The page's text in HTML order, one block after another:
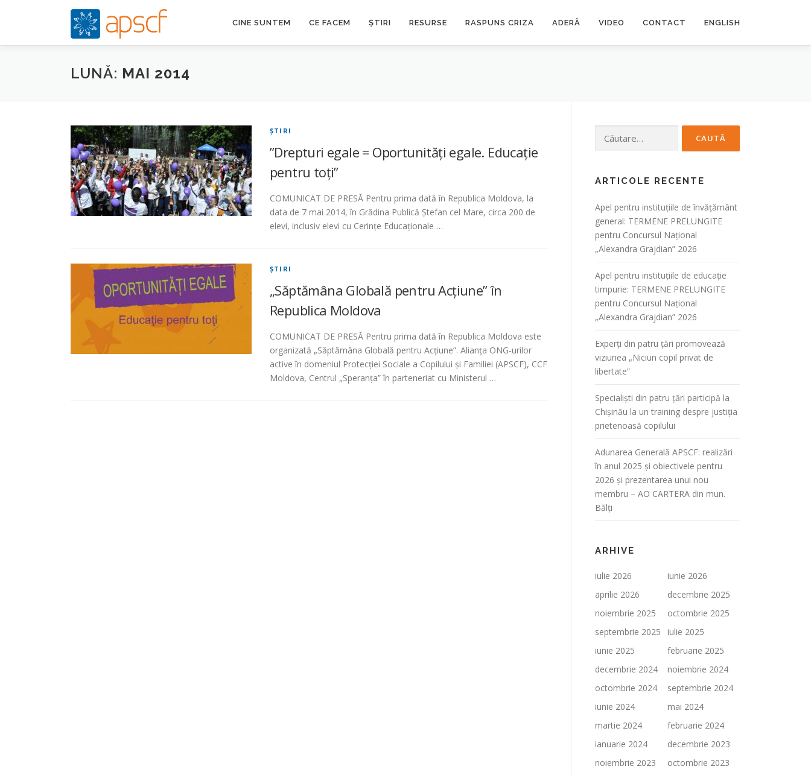
CINE SUNTEM CE FACEM ȘTIRI RESURSE RASPUNS CRIZA ADERĂ VIDEO CONTACT ENGLISH
LUNĂ: MAI 2014
ŞTIRI
”Drepturi egale = Oportunități egale. Educație
pentru toți”
COMUNICAT DE PRESĂ Pentru prima dată în Republica Moldova, la
data de 7 mai 2014, în Grădina Publică Ștefan cel Mare, circa 200 de
elevi, inclusiv elevi cu Cerințe Educaționale …
ŞTIRI
„Săptămâna Globală pentru Acțiune” în
Republica Moldova
COMUNICAT DE PRESĂ Pentru prima dată în Republica Moldova este
organizată „Săptămâna Globală pentru Acțiune”. Alianța ONG-urilor
active în domeniul Protecției Sociale a Copilului și Familiei (APSCF), CCF
Moldova, Centrul „Speranța” în parteneriat cu Ministerul …
după:
ARTICOLE RECENTE
Apel pentru instituțiile de învățământ
general: TERMENE PRELUNGITE
pentru Concursul Național
„Alexandra Grajdian” 2026
Apel pentru instituțiile de educație
timpurie: TERMENE PRELUNGITE
pentru Concursul Național
„Alexandra Grajdian” 2026
Experți din patru țări promovează
viziunea „Niciun copil privat de
libertate”
Specialiști din patru țări participă la
Chișinău la un training despre justiția
prietenoasă copilului
Adunarea Generală APSCF: realizări
în anul 2025 și obiectivele pentru
2026 și prezentarea unui nou
membru – AO CARTERA din mun.
Bălți
ARHIVE
iulie 2026
iunie 2026
aprilie 2026
decembrie 2025
noiembrie 2025
octombrie 2025
septembrie 2025
iulie 2025
iunie 2025
februarie 2025
decembrie 2024
noiembrie 2024
octombrie 2024
septembrie 2024
iunie 2024
mai 2024
martie 2024
februarie 2024
ianuarie 2024
decembrie 2023
noiembrie 2023
octombrie 2023